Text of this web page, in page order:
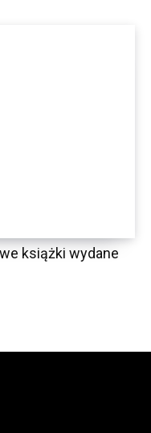
książki wydane